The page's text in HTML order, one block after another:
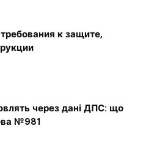
к защите,
через дані ДПС: що
№981